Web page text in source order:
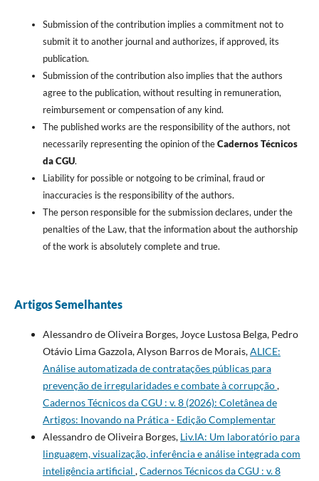
Submission of the contribution implies a commitment not to
submit it to another journal and authorizes, if approved, its
publication.
Submission of the contribution also implies that the authors
agree to the publication, without resulting in remuneration,
reimbursement or compensation of any kind.
The published works are the responsibility of the authors, not
necessarily representing the opinion of theCadernos Técnicos
da CGU.
Liability for possible or notgoing to be criminal, fraud or
inaccuracies is the responsibility of the authors.
The person responsible for the submission declares, under the
penalties of the Law, that the information about the authorship
of the work is absolutely complete and true.
Artigos Semelhantes
Alessandro de Oliveira Borges, Joyce Lustosa Belga, Pedro
Otávio Lima Gazzola, Alyson Barros de Morais,ALICE:
Análise automatizada de contratações públicas para
prevenção de irregularidades e combate à corrupção,
Cadernos Técnicos da CGU : v. 8 (2026): Coletânea de
Artigos: Inovando na Prática - Edição Complementar
Alessandro de Oliveira Borges, Liv.IA: Um laboratório para
linguagem, visualização, inferência e análise integrada com
inteligência artificial ,Cadernos Técnicos da CGU : v. 8